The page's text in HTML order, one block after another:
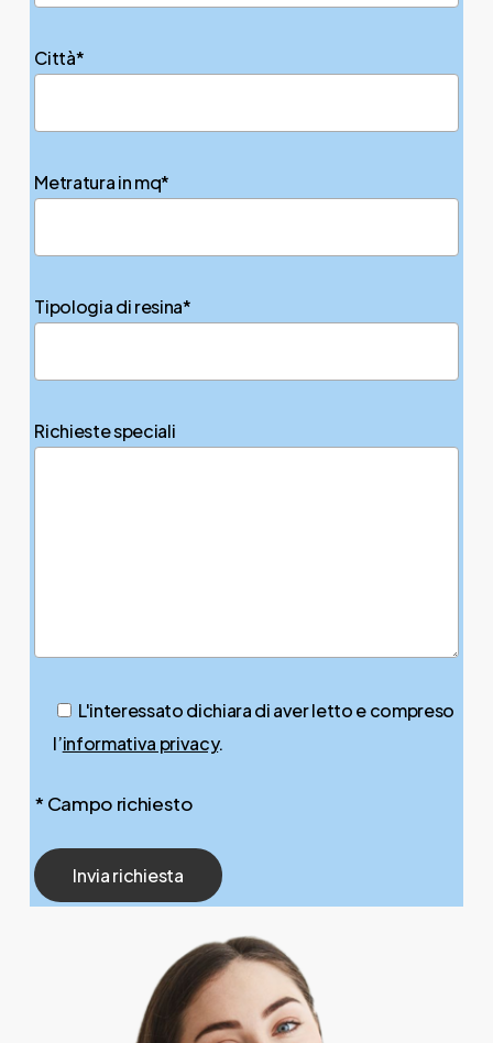
Città*
Metratura in mq*
Tipologia di resina*
Richieste speciali
L'interessato dichiara di aver letto e compreso
l’informativa privacy.
* Campo richiesto